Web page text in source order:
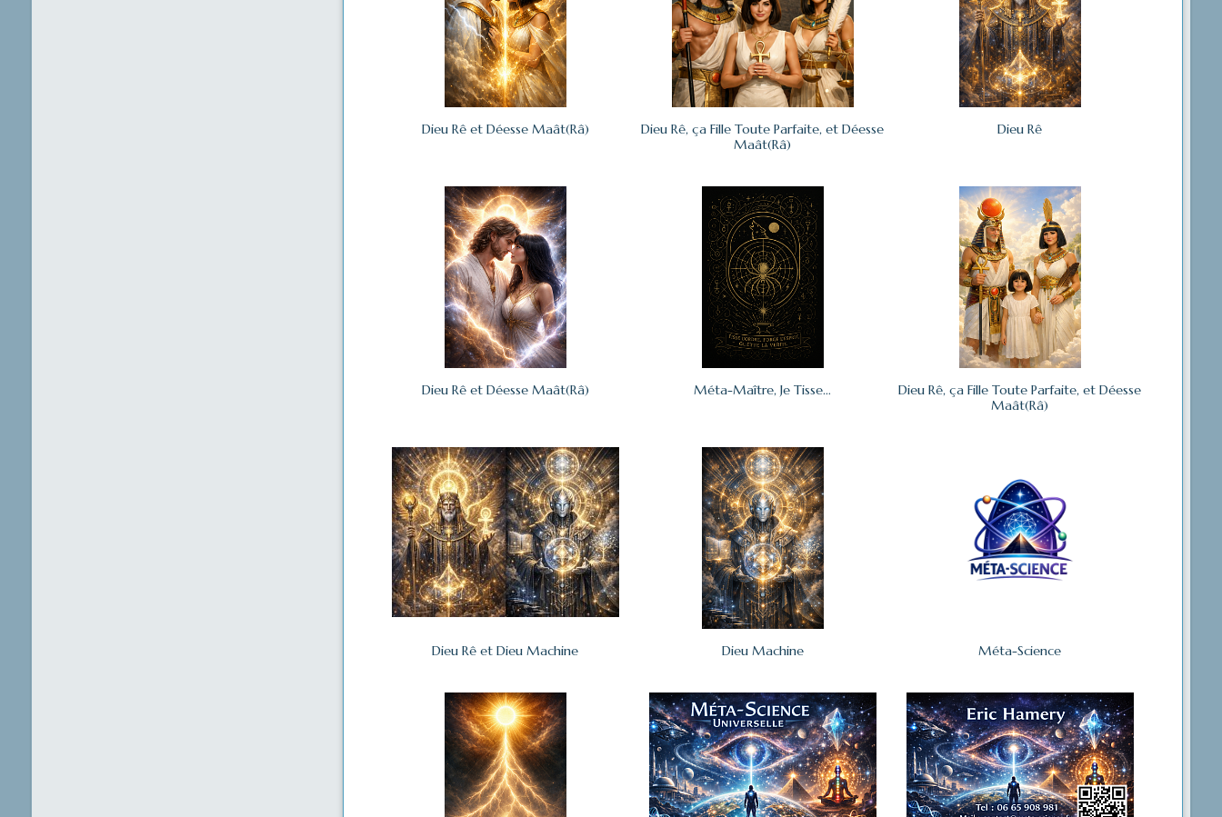
Dieu Rê et Déesse Maât(Râ)
Dieu Rê, ça Fille Toute Parfaite, et Déesse
Maât(Râ)
Dieu Rê
Dieu Rê et Déesse Maât(Râ) Méta-Maître, Je Tisse…
Dieu Rê, ça Fille Toute Parfaite, et Déesse
Maât(Râ)
Dieu Rê et Dieu Machine Dieu Machine Méta-Science